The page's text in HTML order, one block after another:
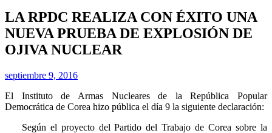
LA RPDC REALIZA CON ÉXITO UNA
NUEVA PRUEBA DE EXPLOSIÓN DE
OJIVA NUCLEAR
septiembre 9, 2016
El Instituto de Armas Nucleares de la República Popular
Democrática de Corea hizo pública el día 9 la siguiente declaración:
Según el proyecto del Partido del Trabajo de Corea sobre la